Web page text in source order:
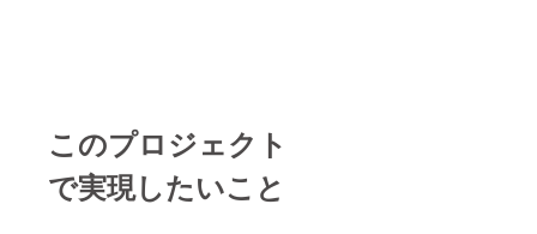
このプロジェクト
で実現したいこと